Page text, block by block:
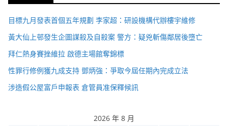
目標九月發表首個五年規劃 李家超：研設機構代辦樓宇維修
黃大仙上邨發生企圖謀殺及自殺案 警方：疑兇斬傷鄰居後墮亡
拜仁熱身賽挫維拉 啟德主場館奪錦標
性罪行修例獲九成支持 鄧炳強：爭取今屆任期內完成立法
涉造假公屋富戶申報表 倉管員准保釋候訊
2026 年 8 月